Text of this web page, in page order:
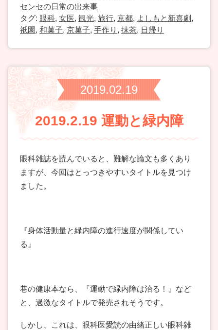
センセの日常の出来事
タグ: 眼科, 女医, 観光, 旅行, 京都, よしもと新喜劇 ,
祇園 , 和菓子, 京菓子, 手作り , 抹茶, 日帰り
2019.02.19
2019.2.19 運動と緑内障
眼科雑誌を読んでいると、難解な論文も多くあり
ますが、今回はとっつきやすいタイトルを見つけ
ました。
『身体活動量と緑内障の進行速度が関係してい
る』
巷の健康本なら、『運動で緑内障は治る！』など
と、過激なタイトルで発売されそうです。
しかし、これは、眼科医愛読の由緒正しい眼科雑